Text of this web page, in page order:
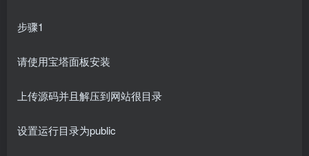
步骤1
请使用宝塔面板安装
上传源码并且解压到网站很目录
设置运行目录为public